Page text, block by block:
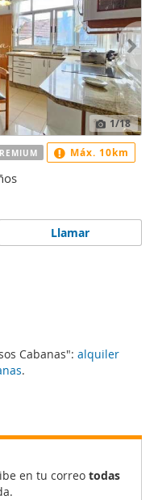
Cabanas": alquiler
.
1/18
Llamar
Máx. 10km
en tu correo todas